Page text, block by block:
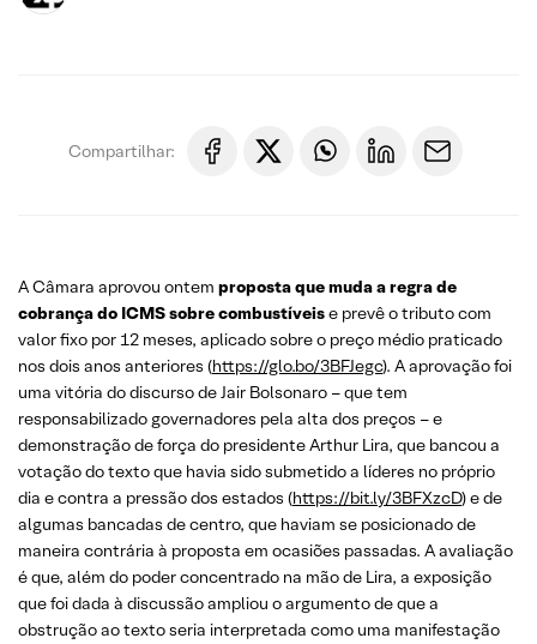
Compartilhar:
A Câmara aprovou ontem proposta que muda a regra de
cobrança do ICMS sobre combustíveise prevê o tributo com
valor fixo por 12 meses, aplicado sobre o preço médio praticado
nos dois anos anteriores (https://glo.bo/3BFJegc). A aprovação foi
uma vitória do discurso de Jair Bolsonaro – que tem
responsabilizado governadores pela alta dos preços – e
demonstração de força do presidente Arthur Lira, que bancou a
votação do texto que havia sido submetido a líderes no próprio
dia e contra a pressão dos estados (https://bit.ly/3BFXzcD) e de
algumas bancadas de centro, que haviam se posicionado de
maneira contrária à proposta em ocasiões passadas. A avaliação
é que, além do poder concentrado na mão de Lira, a exposição
que foi dada à discussão ampliou o argumento de que a
obstrução ao texto seria interpretada como uma manifestação